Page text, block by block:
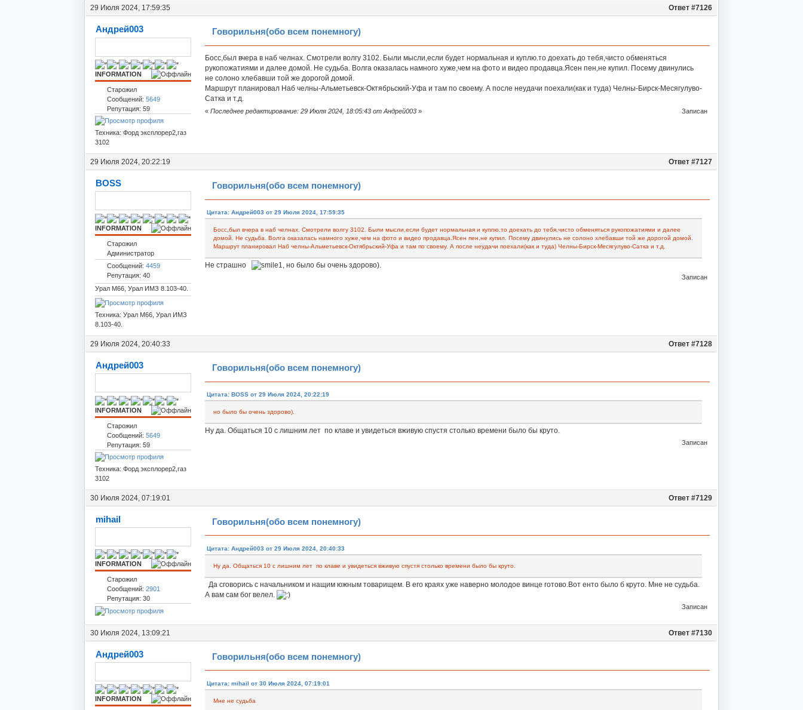
29 Июля 2024, 17:59:35 Ответ #7126
Андрей003
INFORMATION
Старожил
Сообщений:5649
Репутация: 59
Техника: Форд эксплорер2,газ
3102
Говорильня(обо всем понемногу)
Босс,был вчера в наб челнах. Смотрели волгу 3102. Были мысли,если будет нормальная и куплю.то доехать до тебя,чисто обменяться
рукопожатиями и далее домой. Не судьба. Волга оказалась намного хуже,чем на фото и видео продавца.Ясен пен,не купил. Посему двинулись
не солоно хлебавши той же дорогой домой.
Маршрут планировал Наб челны-Альметьевск-Октябрьский-Уфа и там по своему. А после неудачи поехали(как и туда) Челны-Бирск-Месягулуво-
Сатка и т.д.
« Последнее редактирование: 29 Июля 2024, 18:05:43 от Андрей003» Записан
29 Июля 2024, 20:22:19 Ответ #7127
BOSS
INFORMATION
Старожил
Администратор
Сообщений:4459
Репутация: 40
Урал М66, Урал ИМЗ 8.103-40.
Техника: Урал М66, Урал ИМЗ
8.103-40.
Говорильня(обо всем понемногу)
Цитата: Андрей003 от 29 Июля 2024, 17:59:35
Босс,был вчера в наб челнах. Смотрели волгу 3102. Были мысли,если будет нормальная и куплю.то доехать до тебя,чисто обменяться рукопожатиями и далее
домой. Не судьба. Волга оказалась намного хуже,чем на фото и видео продавца.Ясен пен,не купил. Посему двинулись не солоно хлебавши той же дорогой домой.
Маршрут планировал Наб челны-Альметьевск-Октябрьский-Уфа и там по своему. А после неудачи поехали(как и туда) Челны-Бирск-Месягулуво-Сатка и т.д.
Не страшно , но было бы очень здорово).
Записан
29 Июля 2024, 20:40:33 Ответ #7128
Андрей003
INFORMATION
Старожил
Сообщений:5649
Репутация: 59
Техника: Форд эксплорер2,газ
3102
Говорильня(обо всем понемногу)
Цитата: BOSS от 29 Июля 2024, 20:22:19
но было бы очень здорово).
Ну да. Общаться 10 с лишним лет по клаве и увидеться вживую спустя столько времени было бы круто.
Записан
30 Июля 2024, 07:19:01 Ответ #7129
mihail
INFORMATION
Старожил
Сообщений:2901
Репутация: 30
Говорильня(обо всем понемногу)
Цитата: Андрей003 от 29 Июля 2024, 20:40:33
Ну да. Общаться 10 с лишним лет по клаве и увидеться вживую спустя столько времени было бы круто.
Да сговорись с начальником и нащим южным товарищем. В его краях уже наверно молодое винце готово.Вот енто было б круто. Мне не судьба.
А вам сам бог велел.
Записан
30 Июля 2024, 13:09:21 Ответ #7130
Андрей003
INFORMATION
Говорильня(обо всем понемногу)
Цитата: mihail от 30 Июля 2024, 07:19:01
Мне не судьба